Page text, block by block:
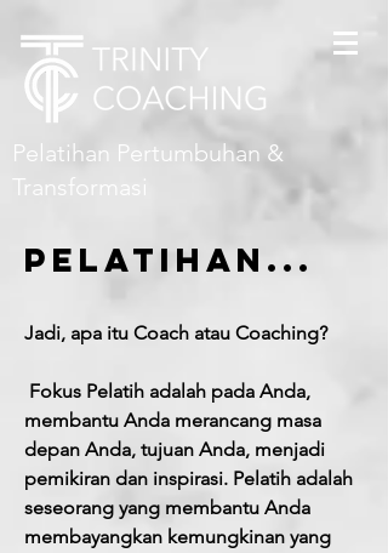
Pelatihan Pertumbuhan &
Transformasi
Pelatihan...
Jadi, apa itu Coach atau Coaching?​
Fokus Pelatih adalah pada Anda,
membantu Anda merancang masa
depan Anda, tujuan Anda, menjadi
pemikiran dan inspirasi. Pelatih adalah
seseorang yang membantu Anda
membayangkan kemungkinan yang